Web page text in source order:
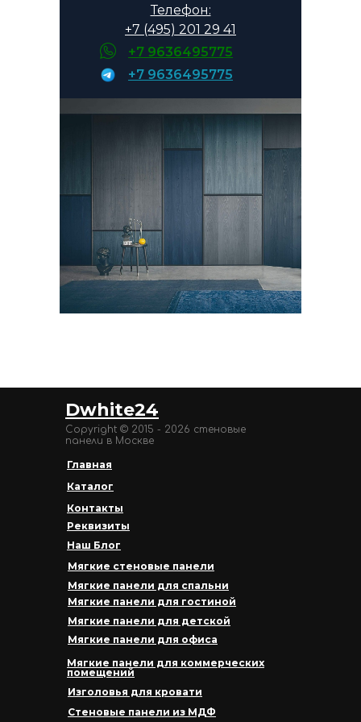
монтажа на объекте
Возможна оплата наличными
или по безналичному расчёту.
Телефон:
+7 (495) 201 29 41
+7 9636495775
+7 9636495775
Мягкие панели для коммерческих
помещений
Изголовья для кровати
Стеновые панели из МДФ
Мягкие стеновые панели
Мягкие панели для гостиной
Мягкие панели для детской
Мягкие панели для офиса
Мягкие панели для спальни
Главная
Каталог
Контакты
Реквизиты
Наш Блог
Copyright © 2015 - 2026 стеновые
панели в Москве
Dwhite24